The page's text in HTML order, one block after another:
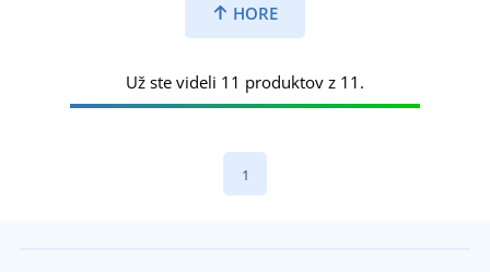
HORE
Už ste videli 11 produktov z 11.
1